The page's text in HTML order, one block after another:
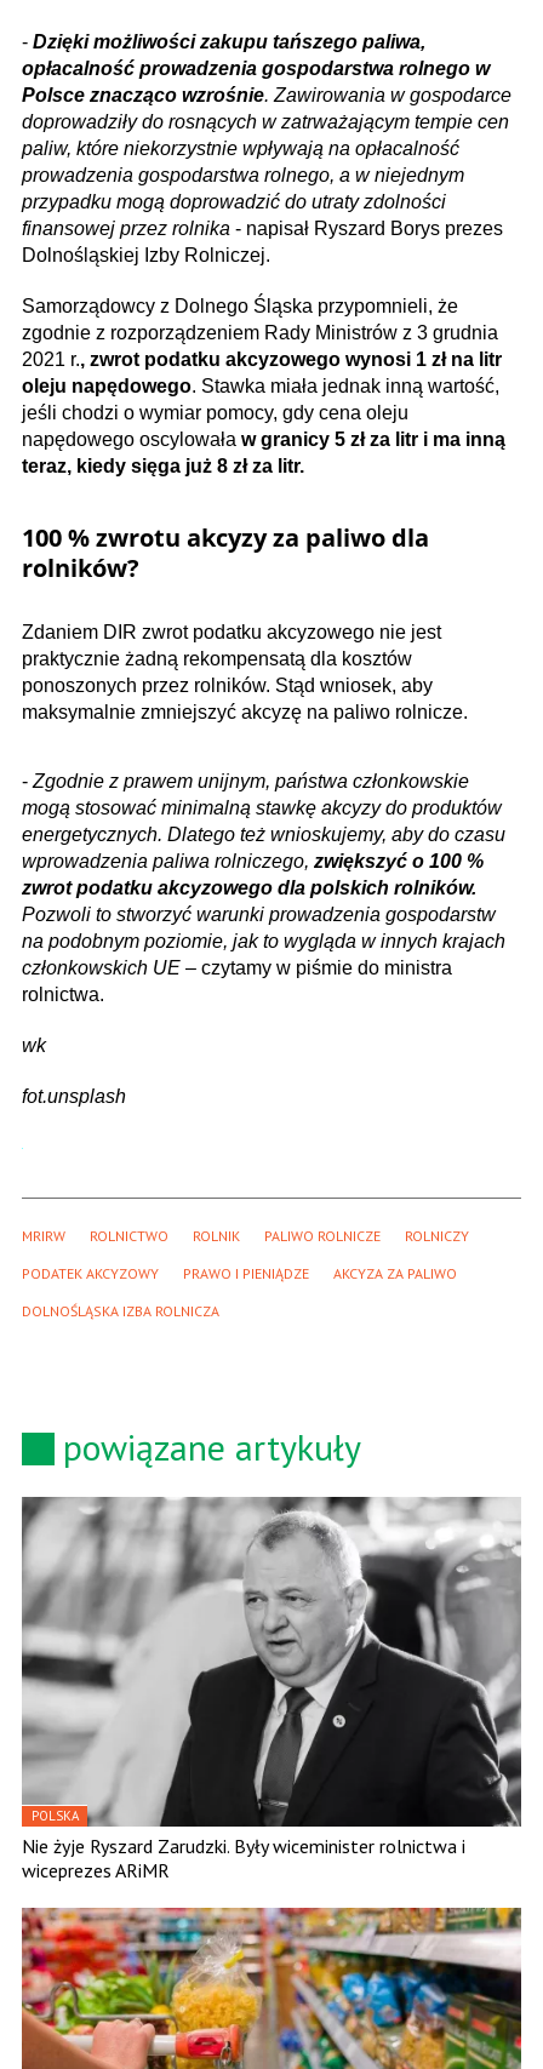
- Dzięki możliwości zakupu tańszego paliwa,
opłacalność prowadzenia gospodarstwa rolnego w
Polsce znacząco wzrośnie. Zawirowania w gospodarce
doprowadziły do rosnących w zatrważającym tempie cen
paliw, które niekorzystnie wpływają na opłacalność
prowadzenia gospodarstwa rolnego, a w niejednym
przypadku mogą doprowadzić do utraty zdolności
finansowej przez rolnika - napisał Ryszard Borys prezes
Dolnośląskiej Izby Rolniczej.
Samorządowcy z Dolnego Śląska przypomnieli, że
zgodnie z rozporządzeniem Rady Ministrów z 3 grudnia
2021 r., zwrot podatku akcyzowego wynosi 1 zł na litr
oleju napędowego. Stawka miała jednak inną wartość,
jeśli chodzi o wymiar pomocy, gdy cena oleju
napędowego oscylowała w granicy 5 zł za litr i ma inną
teraz, kiedy sięga już 8 zł za litr.
100 % zwrotu akcyzy za paliwo dla
rolników?
Zdaniem DIR zwrot podatku akcyzowego nie jest
praktycznie żadną rekompensatą dla kosztów
ponoszonych przez rolników. Stąd wniosek, aby
maksymalnie zmniejszyć akcyzę na paliwo rolnicze.
- Zgodnie z prawem unijnym, państwa członkowskie
mogą stosować minimalną stawkę akcyzy do produktów
energetycznych. Dlatego też wnioskujemy, aby do czasu
wprowadzenia paliwa rolniczego, zwiększyć o 100 %
zwrot podatku akcyzowego dla polskich rolników.
Pozwoli to stworzyć warunki prowadzenia gospodarstw
na podobnym poziomie, jak to wygląda w innych krajach
członkowskich UE – czytamy w piśmie do ministra
rolnictwa.
wk
fot.unsplash
MRIRW ROLNICTWO ROLNIK PALIWO ROLNICZE ROLNICZY
PODATEK AKCYZOWY PRAWO I PIENIĄDZE AKCYZA ZA PALIWO
DOLNOŚLĄSKA IZBA ROLNICZA
powiązane artykuły
POLSKA
Nie żyje Ryszard Zarudzki. Były wiceminister rolnictwa i
wiceprezes ARiMR